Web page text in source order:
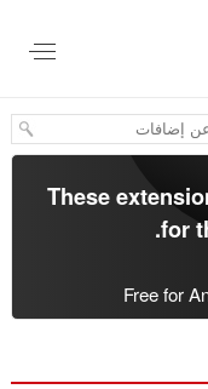
These
for
.
Free for